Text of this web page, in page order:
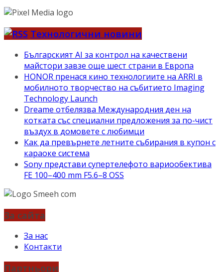
Технологични новини
Българският AI за контрол на качествени
майстори завзе още шест страни в Европа
HONOR пренася кино технологиите на ARRI в
мобилното творчество на събитието Imaging
Technology Launch
Dreame отбелязва Международния ден на
котката със специални предложения за по-чист
въздух в домовете с любимци
Как да превърнете летните събирания в купон с
караоке система
Sony представи супертелефото вариообектива
FE 100–400 mm F5.6–8 OSS
За сайта
За нас
Контакти
Партньори